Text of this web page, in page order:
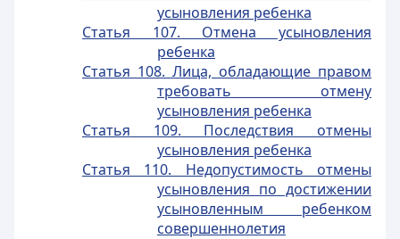
усыновления ребенка
Статья 107. Отмена усыновления
ребенка
Статья 108. Лица, обладающие правом
требовать отмену
усыновления ребенка
Статья 109. Последствия отмены
усыновления ребенка
Статья 110. Недопустимость отмены
усыновления по достижении
усыновленным ребенком
совершеннолетия